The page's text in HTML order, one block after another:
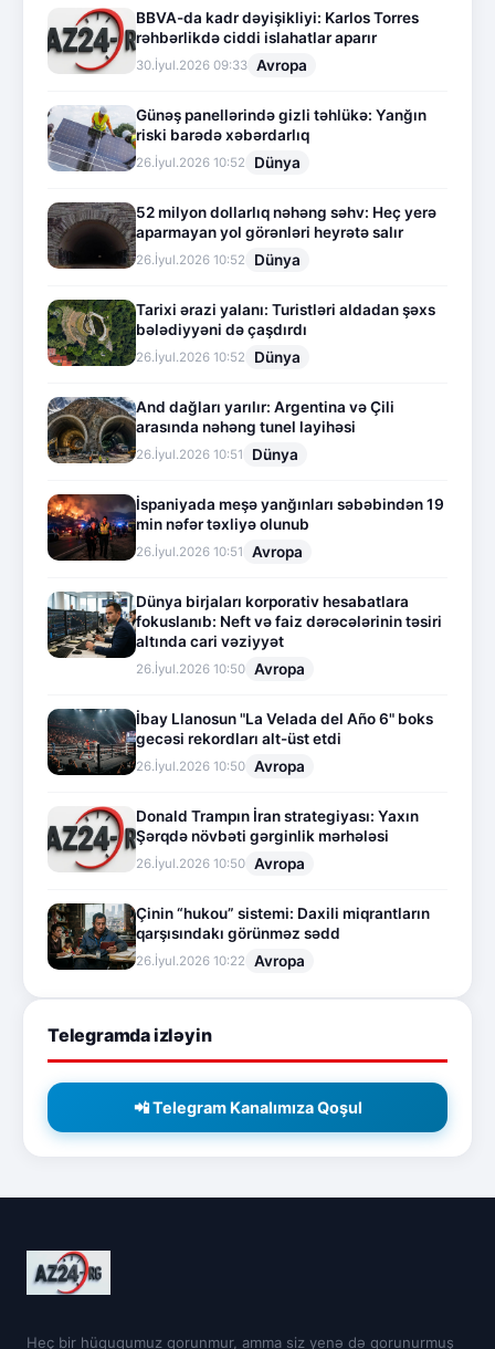
BBVA-da kadr dəyişikliyi: Karlos Torres
rəhbərlikdə ciddi islahatlar aparır
30.İyul.2026 09:33 Avropa
Günəş panellərində gizli təhlükə: Yanğın
riski barədə xəbərdarlıq
26.İyul.2026 10:52 Dünya
52 milyon dollarlıq nəhəng səhv: Heç yerə
aparmayan yol görənləri heyrətə salır
26.İyul.2026 10:52 Dünya
Tarixi ərazi yalanı: Turistləri aldadan şəxs
bələdiyyəni də çaşdırdı
26.İyul.2026 10:52 Dünya
And dağları yarılır: Argentina və Çili
arasında nəhəng tunel layihəsi
26.İyul.2026 10:51 Dünya
İspaniyada meşə yanğınları səbəbindən 19
min nəfər təxliyə olunub
26.İyul.2026 10:51 Avropa
Dünya birjaları korporativ hesabatlara
fokuslanıb: Neft və faiz dərəcələrinin təsiri
altında cari vəziyyət
26.İyul.2026 10:50 Avropa
İbay Llanosun "La Velada del Año 6" boks
gecəsi rekordları alt-üst etdi
26.İyul.2026 10:50 Avropa
Donald Trampın İran strategiyası: Yaxın
Şərqdə növbəti gərginlik mərhələsi
26.İyul.2026 10:50 Avropa
Çinin “hukou” sistemi: Daxili miqrantların
qarşısındakı görünməz sədd
26.İyul.2026 10:22 Avropa
Telegramda izləyin
📲 Telegram Kanalımıza Qoşul
Heç bir hüququmuz qorunmur, amma siz yenə də qorunurmuş